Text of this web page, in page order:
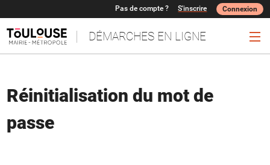
DÉMARCHES EN LIGNE
Pas de compte ? S'inscrire Connexion
Réinitialisation du mot de
passe